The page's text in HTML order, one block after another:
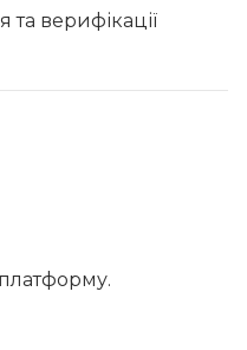
та верифікації